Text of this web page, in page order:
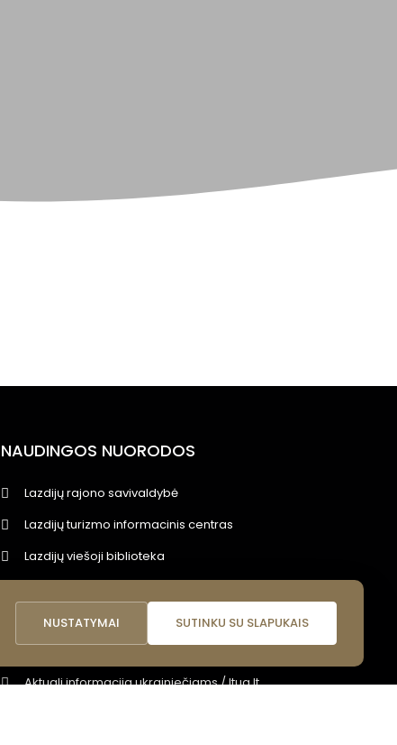
NAUDINGOS NUORODOS
Lazdijų rajono savivaldybė
Lazdijų turizmo informacinis centras
Lazdijų viešoji biblioteka
LR Kultūros ministerija
Aktuali informacija ukrainiečiams / ltua.lt
NUSTATYMAI SUTINKU SU SLAPUKAIS